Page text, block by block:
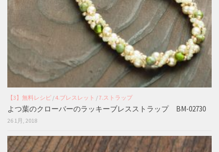
【3】無料レシピ /4.ブレスレット /7.ストラップ
よつ葉のクローバーのラッキーブレスストラップ BM-02730
26 1月, 2018